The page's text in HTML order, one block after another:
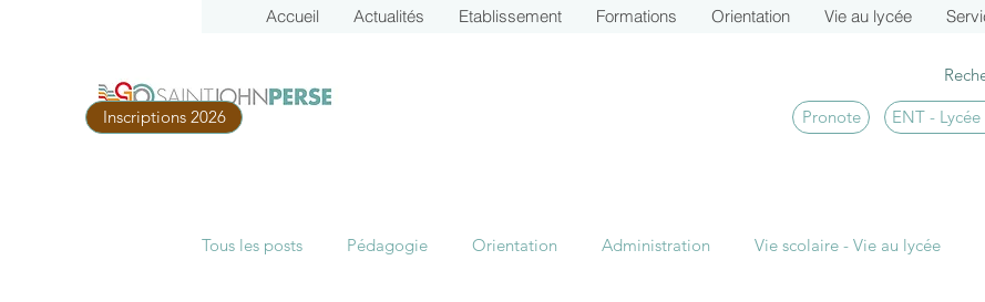
Accueil Actualités Etablissement Formations Orientation Vie au lycée
Inscriptions 2026 Pronote ENT -
Tous les posts Pédagogie Orientation Administration Vie scolaire - Vie au lycée